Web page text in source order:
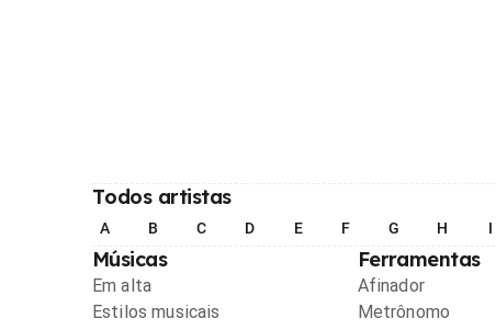
Todos artistas
A B C D E F G H I
Músicas
Em alta
Estilos musicais
Ferramentas
Afinador
Metrônomo